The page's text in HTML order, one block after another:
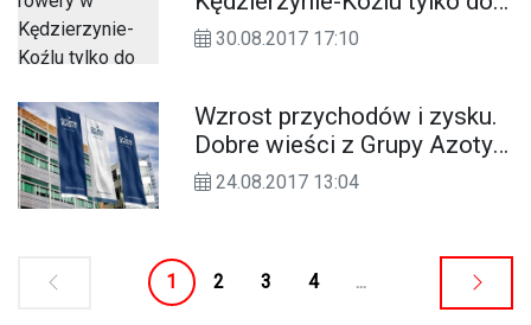
końca września. Radni
30.08.2017 17:10
Wzrost przychodów i zysku.
Dobre wieści z Grupy Azoty
po pierwszym półroczu
24.08.2017 13:04
1 2 3 4 ...